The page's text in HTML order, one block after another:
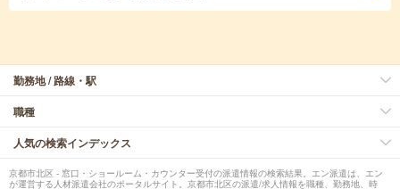
勤務地 / 路線・駅
職種
人気の検索インデックス
京都市北区 - 窓口・ショールーム・カウンター受付の派遣情報の検索結果。エン派遣は、エン
が運営する人材派遣会社のポータルサイト。京都市北区の派遣/求人情報を職種、勤務地、時